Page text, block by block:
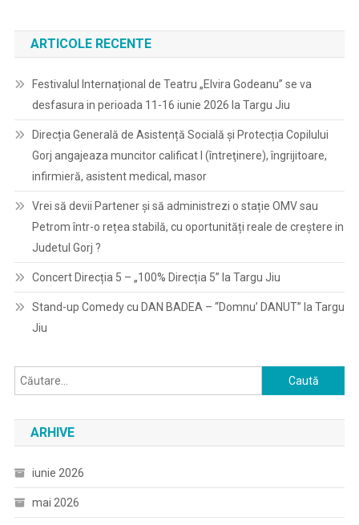
ARTICOLE RECENTE
Festivalul Internațional de Teatru „Elvira Godeanu” se va
desfasura in perioada 11-16 iunie 2026 la Targu Jiu
Direcția Generală de Asistență Socială și Protecția Copilului
Gorj angajeaza muncitor calificat I (întreţinere), îngrijitoare,
infirmieră, asistent medical, masor
Vrei să devii Partener și să administrezi o stație OMV sau
Petrom într-o rețea stabilă, cu oportunități reale de creștere in
Judetul Gorj ?
Concert Direcția 5 – „100% Direcția 5” la Targu Jiu
Stand-up Comedy cu DAN BADEA – “Domnu’ DANUT” la Targu
Jiu
Caută
după:
ARHIVE
iunie 2026
mai 2026